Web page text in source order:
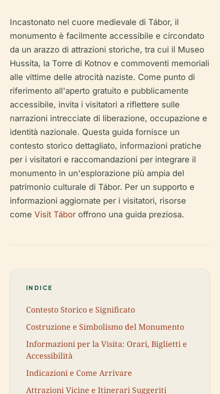
Incastonato nel cuore medievale di Tábor, il
monumento è facilmente accessibile e circondato
da un arazzo di attrazioni storiche, tra cui il Museo
Hussita, la Torre di Kotnov e commoventi memoriali
alle vittime delle atrocità naziste. Come punto di
riferimento all'aperto gratuito e pubblicamente
accessibile, invita i visitatori a riflettere sulle
narrazioni intrecciate di liberazione, occupazione e
identità nazionale. Questa guida fornisce un
contesto storico dettagliato, informazioni pratiche
per i visitatori e raccomandazioni per integrare il
monumento in un'esplorazione più ampia del
patrimonio culturale di Tábor. Per un supporto e
informazioni aggiornate per i visitatori, risorse
come Visit Tábor offrono una guida preziosa.
INDICE
Contesto Storico e Significato
Costruzione e Simbolismo del Monumento
Informazioni per la Visita: Orari, Biglietti e
Accessibilità
Indicazioni e Come Arrivare
Attrazioni Vicine e Itinerari Suggeriti